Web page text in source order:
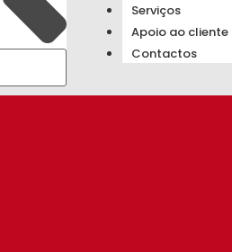
Serviços
Apoio ao cliente
Contactos